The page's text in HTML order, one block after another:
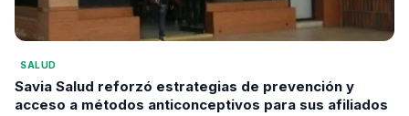
SALUD
Savia Salud reforzó estrategias de prevención y
acceso a métodos anticonceptivos para sus afiliados